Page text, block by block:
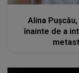
Alina
înainte de a